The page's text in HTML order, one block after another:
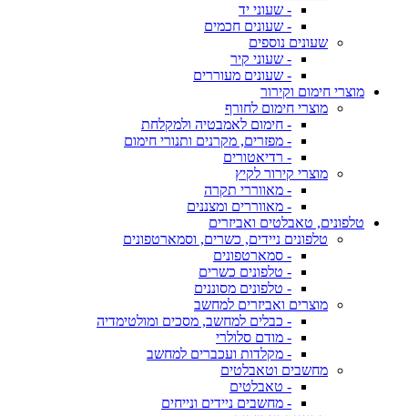
- שעוני יד
- שעונים חכמים
שעונים נוספים
- שעוני קיר
- שעונים מעוררים
מוצרי חימום וקירור
מוצרי חימום לחורף
- חימום לאמבטיה ולמקלחת
- מפזרים, מקרנים ותנורי חימום
- רדיאטורים
מוצרי קירור לקיץ
- מאווררי תקרה
- מאווררים ומצננים
טלפונים, טאבלטים ואביזרים
טלפונים ניידים, כשרים, וסמארטפונים
- סמארטפונים
- טלפונים כשרים
- טלפונים מסוננים
מוצרים ואביזרים למחשב
- כבלים למחשב, מסכים ומולטימדיה
- מודם סלולרי
- מקלדות ועכברים למחשב
מחשבים וטאבלטים
- טאבלטים
- מחשבים ניידים ונייחים